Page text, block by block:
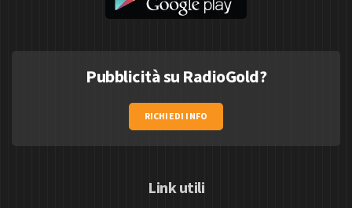
Pubblicità su RadioGold?
RICHIEDI INFO
Link utili